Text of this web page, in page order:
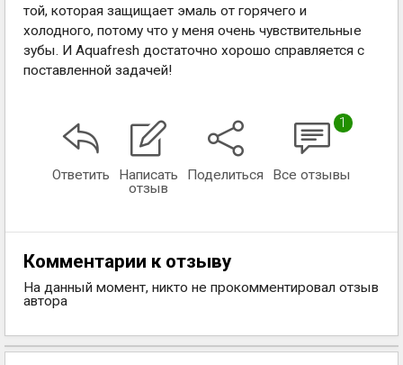
той, которая защищает эмаль от горячего и
холодного, потому что у меня очень чувствительные
зубы. И Aquafresh достаточно хорошо справляется с
поставленной задачей!
Ответить
Написать
отзыв
Поделиться
1
Все отзывы
Комментарии к отзыву
На данный момент, никто не прокомментировал отзыв
автора